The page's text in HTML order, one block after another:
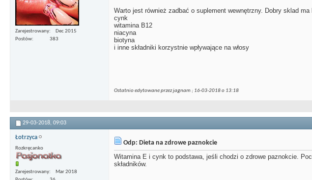
Zarejestrowany
Dec 2015
Postów
383
Warto jest również zadbać o suplement wewnętrzny. Dobry sklad
cynk
witamina B12
niacyna
biotyna
i inne składniki korzystnie wpływające na włosy
Ostatnio edytowane przez jagnam ; 16-03-2018 o 13:18
29-03-2018, 09:03
Łotrzyca
Rozkręcanko
Zarejestrowany
Mar 2018
Odp: Dieta na zdrowe paznokcie
Witamina E i cynk to podstawa, jeśli chodzi o zdrowe paznokcie.
składników.